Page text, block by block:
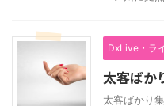
DxLive・ラ
太客ばか
太客ばかり